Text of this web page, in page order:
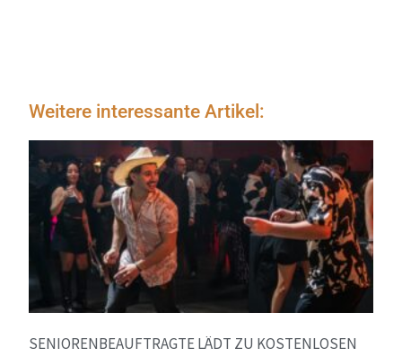
Weitere interessante Artikel:
SENIORENBEAUFTRAGTE LÄDT ZU KOSTENLOSEN